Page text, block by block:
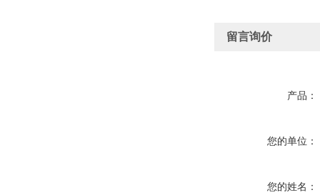
留言询价
产品：
您的单位：
您的姓名：